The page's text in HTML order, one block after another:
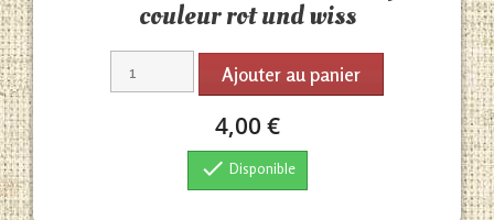
couleur rot und wiss
Ajouter au panier
4,00 €
 Disponible